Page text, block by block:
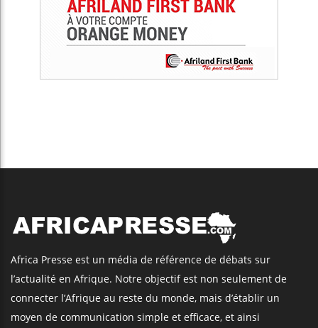
Africa Presse est un média de référence de débats sur
l’actualité en Afrique. Notre objectif est non seulement de
connecter l’Afrique au reste du monde, mais d’établir un
moyen de communication simple et efficace, et ainsi